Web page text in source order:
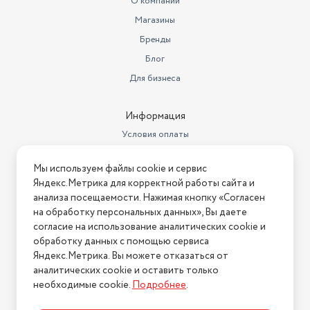
Магазины
Бренды
Блог
Для бизнеса
Информация
Условия оплаты
Условия возврата
Нашли ошибку на сайте? Напишите нам
2026 © Интернет-магазин "АстМаркет". У нас есть всё!
Политика конфиденциальности
Мы используем файлы cookie и сервис
Яндекс.Метрика для корректной работы сайта и
анализа посещаемости. Нажимая кнопку «Согласен
на обработку персональных данных», Вы даете
согласие на использование аналитических cookie и
обработку данных с помощью сервиса
Яндекс.Метрика. Вы можете отказаться от
аналитических cookie и оставить только
необходимые cookie.Подробнее.